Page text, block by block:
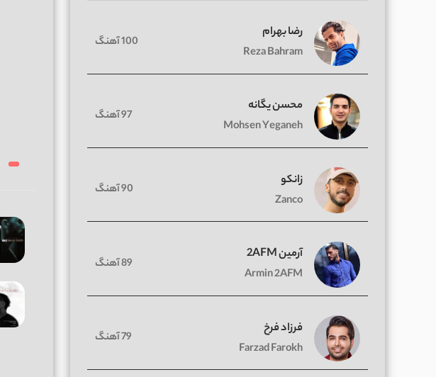
رضا بهرام
Reza Bahram
100 آهنگ
محسن یگانه
Mohsen Yeganeh
97 آهنگ
زانکو
Zanco
90 آهنگ
آرمین 2AFM
Armin 2AFM
89 آهنگ
فرزاد فرخ
Farzad Farokh
79 آهنگ